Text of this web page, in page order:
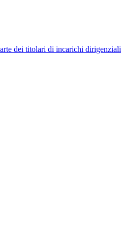
dei titolari di incarichi dirigenziali